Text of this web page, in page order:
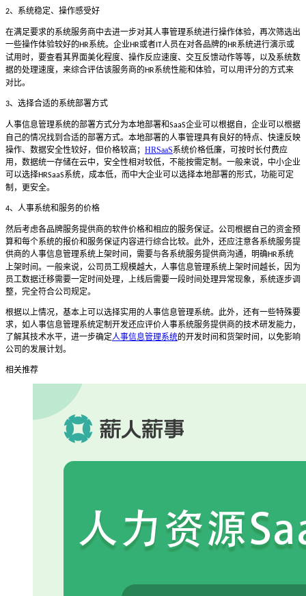
2、系统稳定、操作感受好
在满足要求的系统服务商中去进一步对其人事管理系统进行操作体验，再次筛选出
一些操作体验较好的HR系统。企业 HR或者 IT人员在对各品牌的HR系统进行演示或
试用时，要查看其界面美化程度、操作反应速度、交互反馈动作等等，以及系统数
据的处理速度，来综合评估该服务商的HR系统性能和体验，可以用评分的方式来
对比。
3、选择合适的系统部署方式
人事信息管理系统的部署方式分为本地部署和SaaS企业可以根据自，企业可以根据
自己的情况找到合适的部署方式。本地部署的人事管理具有良好的特点、快速反映
操作、数据安全性较好，但价格较高； HRSaaS系统价格低廉，可按时长付费应
用，数据统一存储在云中，安全性相对较低，不能按需定制。一般来说，中小企业
可以选择HRSaaS系统，成本低，而中大企业可以选择本地部署的形式，功能可定
制，更安全。
4、人事系统和服务的价格
然后考虑各品牌服务提供商的软件价格和相应的服务保证。公司根据自己的资金预
算和每个系统的报价和服务保证内容进行综合比较。此外，还应注意各系统服务提
供商的人事信息管理系统上架时间，需要与各系统服务提供商沟通，明确HR系统
上架时间。一般来说，公司员工规模越大，人事信息管理系统上架时间越长，因为
员工数据迁移需要一定时间处理，上线后需要一段时间处理异常现象，系统逐步调
整，完全符合公司规定。
根据以上情况，基本上可以选择实用的人事信息管理系统。此外，还有一些特殊要
求，如人事信息管理系统定制开发还应评价人事系统服务提供商的技术研发能力，
了解其技术水平，进一步确定人事信息管理系统的开发时间和货架时间，以免影响
公司的发展计划。
相关推荐